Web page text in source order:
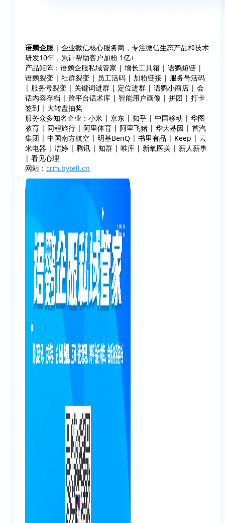
语鹦企服 | 企业微信核心服务商，专注微信生态产品和技术
研发10年，累计帮助客户加粉 1亿+
产品矩阵：语鹦企服私域管家 | 增长工具箱 | 语鹦短链 |
语鹦裂变 | 社群裂变 | 员工活码 | 加粉链接 | 服务号活码
| 服务号裂变 | 关键词进群 | 定位进群 | 语鹦小商店 | 会
话内容存档 | 跨平台话术库 | 智能用户画像 | 拼团 | 打卡
签到 | 大转盘抽奖
服务众多知名企业：小米 | 京东 | 知乎 | 中国移动 | 华图
教育 | 同程旅行 | 阿里体育 | 阿里飞猪 | 华大基因 | 首汽
集团 | 中国南方航空 | 明基BenQ | 书里有品 | Keep | 云
米电器 | 洁婷 | 腾讯 | 知群 | 唯库 | 新氧医美 | 薪人薪事
| 看见心理
网站： crm.bytell.cn